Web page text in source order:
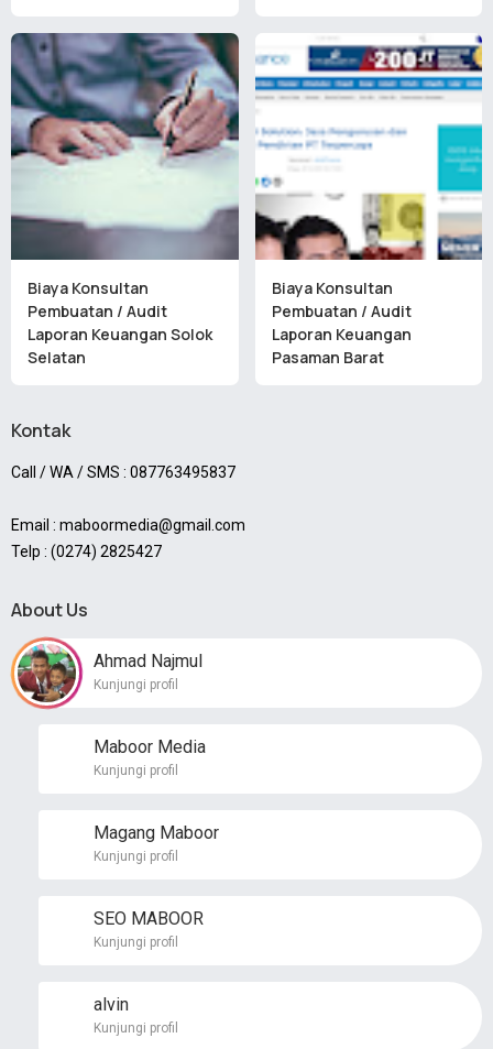
Biaya Konsultan
Pembuatan / Audit
Laporan Keuangan Solok
Selatan
Biaya Konsultan
Pembuatan / Audit
Laporan Keuangan
Pasaman Barat
Kontak
Call / WA / SMS : 087763495837
Email : maboormedia@gmail.com
Telp : (0274) 2825427
About Us
Ahmad Najmul
Kunjungi profil
Maboor Media
Kunjungi profil
Magang Maboor
Kunjungi profil
SEO MABOOR
Kunjungi profil
alvin
Kunjungi profil